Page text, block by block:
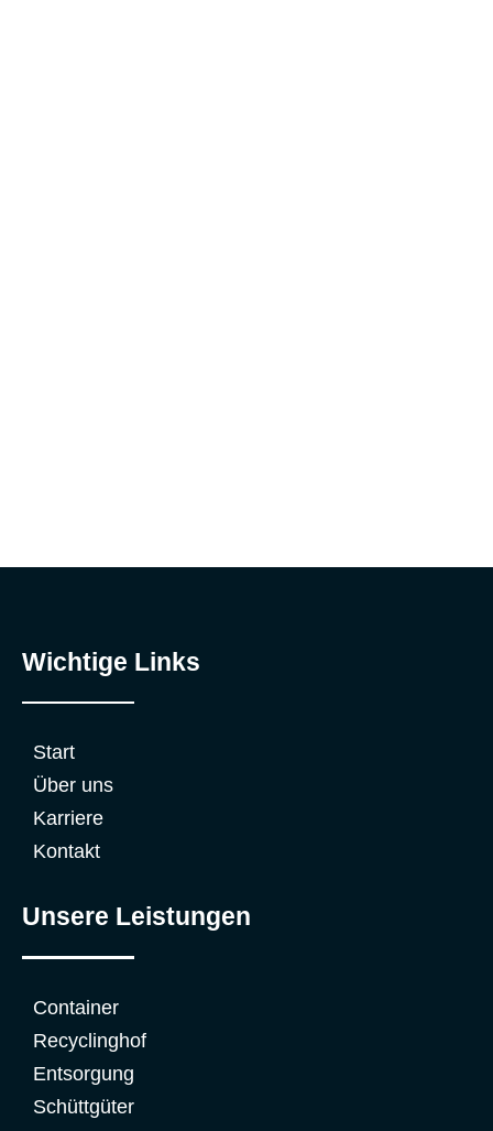
Wichtige Links
Start
Über uns
Karriere
Kontakt
Unsere Leistungen
Container
Recyclinghof
Entsorgung
Schüttgüter